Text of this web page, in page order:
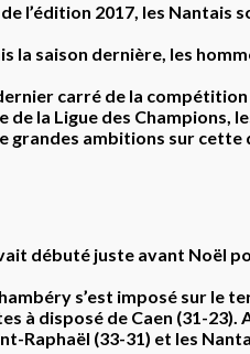
l’édition 2017, les Nantais
la saison dernière, les
carré de la compétition
de la Ligue des Champions,
grandes ambitions sur cette
débuté juste avant Noël
s’est imposé sur le
à disposé de Caen (31-
Raphaël (33-31) et les